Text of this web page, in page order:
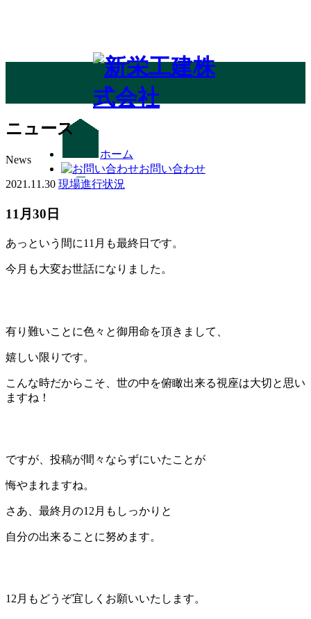
ホーム
お問い合わせ
ニュース
News
2021.11.30 現場進行状況
11月30日
あっという間に11月も最終日です。
今月も大変お世話になりました。
有り難いことに色々と御用命を頂きまして、
嬉しい限りです。
こんな時だからこそ、世の中を俯瞰出来る視座は大切と思い
ますね！
ですが、投稿が間々ならずにいたことが
悔やまれますね。
さあ、最終月の12月もしっかりと
自分の出来ることに努めます。
12月もどうぞ宜しくお願いいたします。